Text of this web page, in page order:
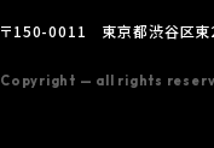
〒150-0011 東京都渋谷区東
Copyright — all rights